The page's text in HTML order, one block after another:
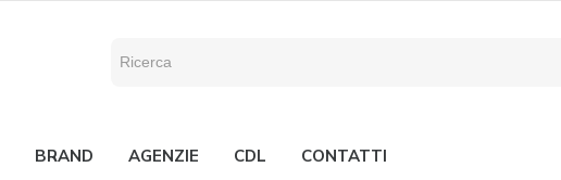
BRAND AGENZIE CDL CONTATTI